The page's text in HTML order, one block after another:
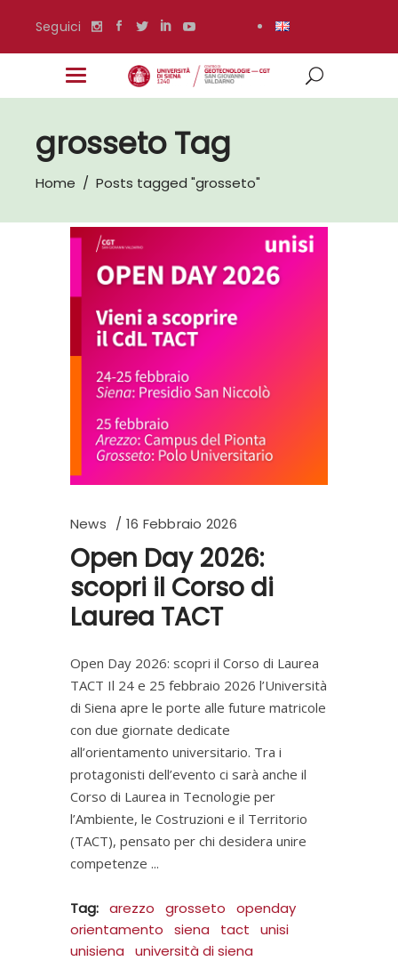
Seguici
grosseto Tag
Home / Posts tagged "grosseto"
News 16 Febbraio 2026
Open Day 2026:
scopri il Corso di
Laurea TACT
Open Day 2026: scopri il Corso di Laurea
TACT Il 24 e 25 febbraio 2026 l’Università
di Siena apre le porte alle future matricole
con due giornate dedicate
all’orientamento universitario. Tra i
protagonisti dell’evento ci sarà anche il
Corso di Laurea in Tecnologie per
l’Ambiente, le Costruzioni e il Territorio
(TACT), pensato per chi desidera unire
competenze
Tag: arezzo grosseto
openday
orientamento
siena tact
unisi
unisiena
università di siena